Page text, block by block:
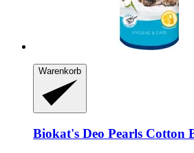
Warenkorb
Biokat's Deo Pearls Cotton